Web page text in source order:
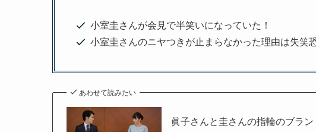
小室圭さんが会見で半笑いになっていた！
小室圭さんのニヤつきが止まらなかった理由は失笑
あわせて読みたい
眞子さんと圭さんの指輪のブラ